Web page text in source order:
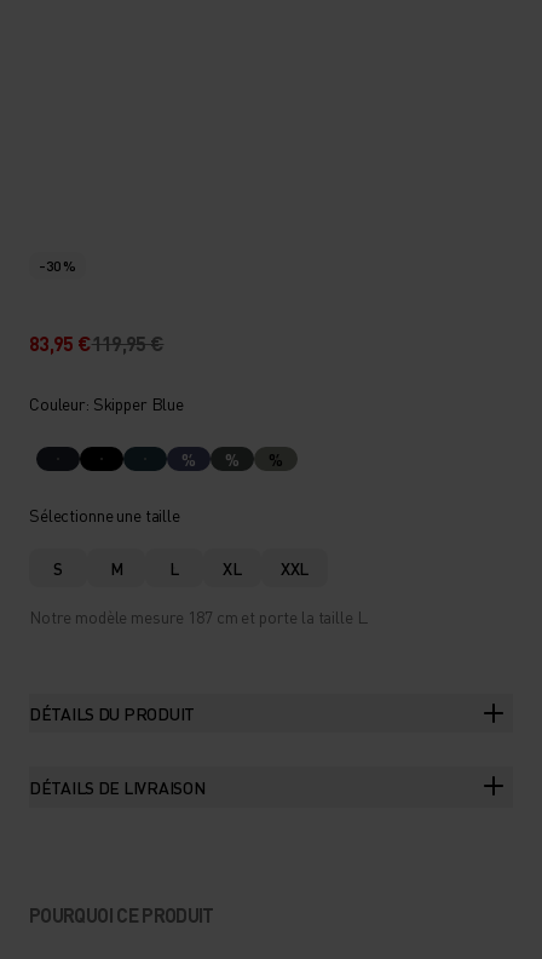
-30 %
83,95 €119,95 €
Couleur: Skipper Blue
% % %
Sélectionne une taille
S M L XL XXL
Notre modèle mesure 187 cm et porte la taille L.
DÉTAILS DU PRODUIT
DÉTAILS DE LIVRAISON
POURQUOI CE PRODUIT